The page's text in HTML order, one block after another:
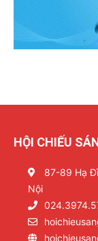
HỘI CHIẾU
87-89 Hạ
Nội